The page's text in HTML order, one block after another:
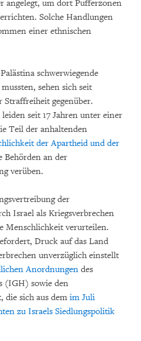
angelegt, um dort Pufferzonen
Solche Handlungen
einer ethnischen
schwerwiegende
sehen sich seit
gegenüber.
seit 17 Jahren unter einer
Teil der anhaltenden
der Apartheid und der
Behörden an der
verüben.
der
Israel als Kriegsverbrechen
Menschlichkeit verurteilen.
Druck auf das Land
unverzüglich einstellt
Anordnungen des
(IGH) sowie den
die sich aus dem im Juli
zu Israels Siedlungspolitik